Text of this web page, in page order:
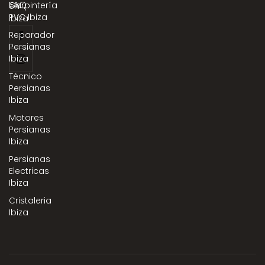
en
Ibiza
Carpintería
PVC Ibiza
Reparador
Persianas
Ibiza
Técnico
Persianas
Ibiza
Motores
Persianas
Ibiza
Persianas
Electricas
Ibiza
Cristaleria
Ibiza
FAQ